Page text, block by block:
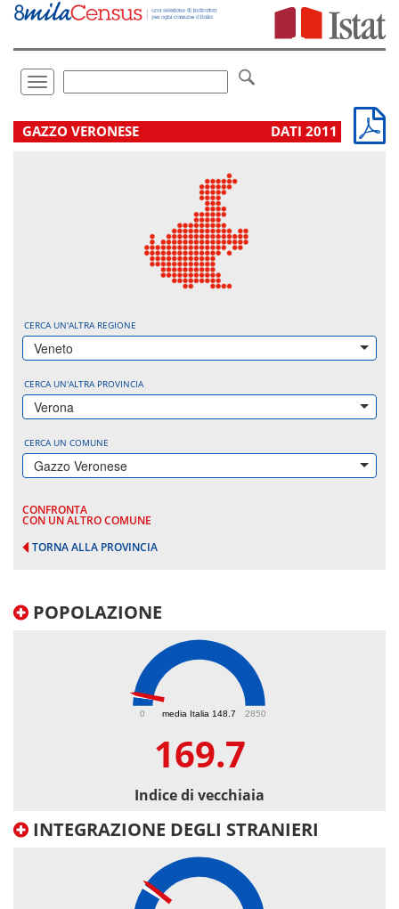
Vai
direttamente
Toggle
navigation
.
GAZZO VERONESE DATI 2011
CERCA UN'ALTRA REGIONE
Veneto
CERCA UN'ALTRA PROVINCIA
Verona
CERCA UN COMUNE
Gazzo Veronese
CONFRONTA
CON UN ALTRO COMUNE
TORNA ALLA PROVINCIA
POPOLAZIONE
media Italia 148.7
0 2850
169.7
Indice di vecchiaia
INTEGRAZIONE DEGLI STRANIERI